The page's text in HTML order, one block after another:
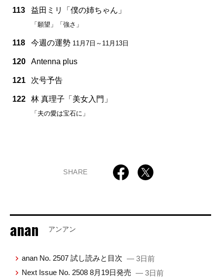
113 益田ミリ「僕の姉ちゃん」
「願望」「強さ」
118 今週の運勢 11月7日～11月13日
120 Antenna plus
121 次号予告
122 林 真理子「美女入門」
「夫の愛は宝石に」
SHARE
anan アンアン
anan No. 2507 試し読みと目次 — 3日前
Next Issue No. 2508 8月19日発売 — 3日前